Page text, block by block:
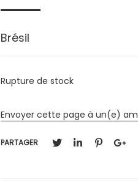
Brésil
Rupture de stock
Envoyer cette page à un(e)
PARTAGER